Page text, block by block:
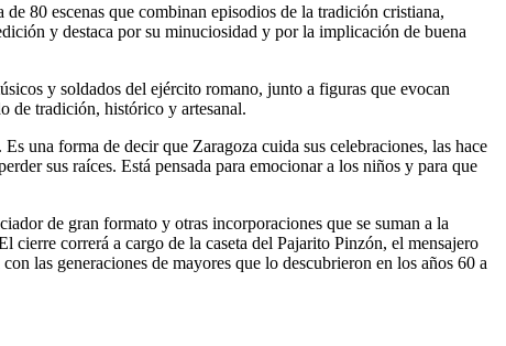
80 escenas que combinan episodios de la tradición cristiana,
y destaca por su minuciosidad y por la implicación de buena
y soldados del ejército romano, junto a figuras que evocan
de tradición, histórico y artesanal.
una forma de decir que Zaragoza cuida sus celebraciones, las hace
sus raíces. Está pensada para emocionar a los niños y para que
de gran formato y otras incorporaciones que se suman a la
correrá a cargo de la caseta del Pajarito Pinzón, el mensajero
las generaciones de mayores que lo descubrieron en los años 60 a